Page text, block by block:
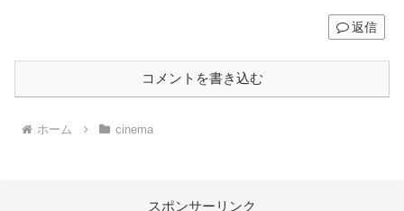
返信
コメントを書き込む
ホーム cinema
スポンサーリンク